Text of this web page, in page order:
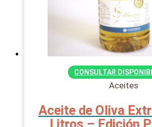
CONSULTAR
Aceites
Aceite de Oliva
Litros – Edición